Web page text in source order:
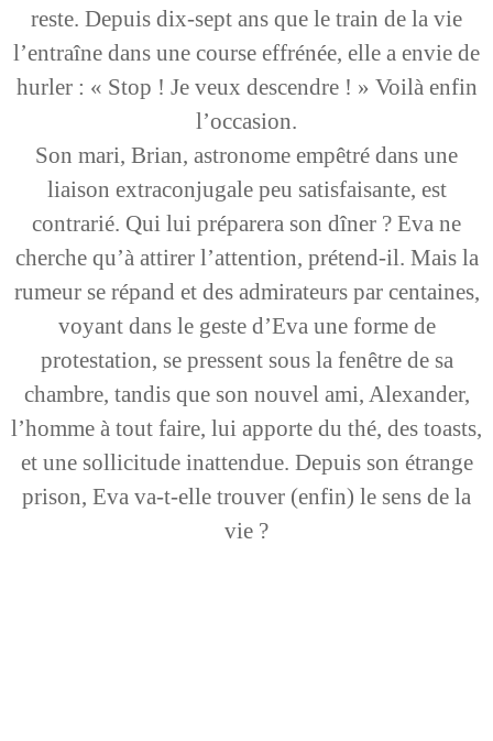
reste. Depuis dix-sept ans que le train de la vie
l’entraîne dans une course effrénée, elle a envie de
hurler : « Stop ! Je veux descendre ! » Voilà enfin
l’occasion.
Son mari, Brian, astronome empêtré dans une
liaison extraconjugale peu satisfaisante, est
contrarié. Qui lui préparera son dîner ? Eva ne
cherche qu’à attirer l’attention, prétend-il. Mais la
rumeur se répand et des admirateurs par centaines,
voyant dans le geste d’Eva une forme de
protestation, se pressent sous la fenêtre de sa
chambre, tandis que son nouvel ami, Alexander,
l’homme à tout faire, lui apporte du thé, des toasts,
et une sollicitude inattendue. Depuis son étrange
prison, Eva va-t-elle trouver (enfin) le sens de la
vie ?